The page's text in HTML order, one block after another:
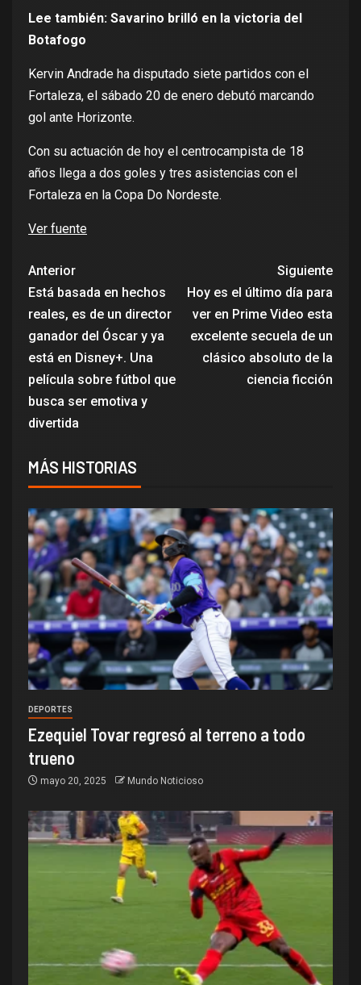
Lee también: Savarino brilló en la victoria del
Botafogo
Kervin Andrade ha disputado siete partidos con el
Fortaleza, el sábado 20 de enero debutó marcando
gol ante Horizonte.
Con su actuación de hoy el centrocampista de 18
años llega a dos goles y tres asistencias con el
Fortaleza en la Copa Do Nordeste.
Ver fuente
Anterior
Está basada en hechos
reales, es de un director
ganador del Óscar y ya
está en Disney+. Una
película sobre fútbol que
busca ser emotiva y
divertida
Siguiente
Hoy es el último día para
ver en Prime Video esta
excelente secuela de un
clásico absoluto de la
ciencia ficción
MÁS HISTORIAS
DEPORTES
Ezequiel Tovar regresó al terreno a todo
trueno
mayo 20, 2025 Mundo Noticioso